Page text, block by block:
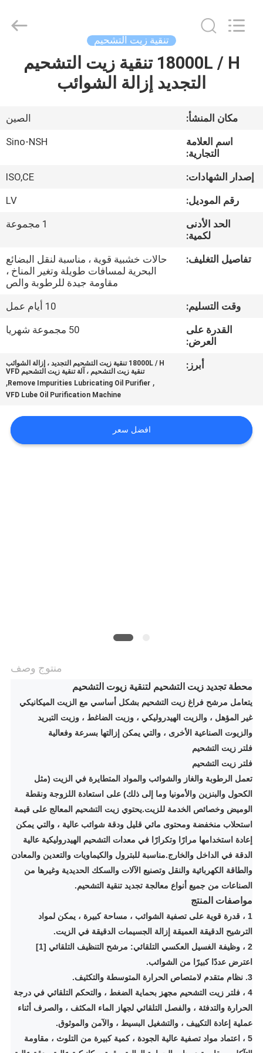
الصفحة
منتجات
معلومات
عنا
جولة
المعمل
الجودة
اطلب
Manufacture
تنقية زيت التشحيم
18000L / H تنقية زيت التشحيم
التجديد إزالة الشوائب
مكان المنشأ:
الصين
اسم العلامة
التجارية:
Sino-NSH
إصدار الشهادات:
ISO,CE
رقم الموديل:
LV
الحد الأدنى
لكمية:
1 مجموعة
تفاصيل التغليف:
حالات خشبية قوية ، مناسبة لنقل البضائع
البحرية لمسافات طويلة وتغير المناخ ،
مقاومة جيدة للرطوبة والص
وقت التسليم:
10 أيام عمل
القدرة على
العرض:
50 مجموعة شهريا
أبرز:
18000L / H تنقية زيت التشحيم التجديد ، إزالة الشوائب
تنقية زيت التشحيم ، آلة تنقية زيت التشحيم VFD
,
Remove Impurities Lubricating Oil Purifier
,
VFD Lube Oil Purification Machine
افضل سعر
منتوج وصف
محطة تجديد زيت التشحيم لتنقية زيوت التشحيم
يتعامل مرشح فراغ زيت التشحيم بشكل أساسي مع الزيت الميكانيكي
غير المؤهل ، والزيت الهيدروليكي ، وزيت الضاغط ، وزيت التبريد
والزيوت الصناعية الأخرى ، والتي يمكن إزالتها بسرعة وفعالية
فلتر زيت التشحيم
فلتر زيت التشحيم
تعمل الرطوبة والغاز والشوائب والمواد المتطايرة في الزيت (مثل
الكحول والبنزين والأمونيا وما إلى ذلك) على استعادة اللزوجة ونقطة
الوميض وخصائص الخدمة للزيت.يحتوي زيت التشحيم المعالج على قيمة
استحلاب منخفضة ومحتوى مائي قليل ودقة شوائب عالية ، والتي يمكن
إعادة استخدامها مرارًا وتكرارًا في معدات التشحيم الهيدروليكية عالية
الدقة في الداخل والخارج.مناسبة للبترول والكيماويات والتعدين والمعادن
والطاقة الكهربائية والنقل وتصنيع الآلات والسكك الحديدية وغيرها من
الصناعات من جميع أنواع معالجة تجديد تنقية التشحيم.
مواصفات المنتج
1 ، قدرة قوية على تصفية الشوائب ، مساحة كبيرة ، يمكن لمواد
الترشيح الدقيقة العميقة إزالة الجسيمات الدقيقة في الزيت.
2 ، وظيفة الغسيل العكسي التلقائي: مرشح التنظيف التلقائي [1]
اعترض عددًا كبيرًا من الشوائب.
3. نظام متقدم لامتصاص الحرارة المتوسطة والتكثيف.
4 ، فلتر زيت التشحيم مجهز بحماية الضغط ، والتحكم التلقائي في درجة
الحرارة والتدفئة ، والفصل التلقائي لجهاز الماء المكثف ، والصرف أثناء
عملية إعادة التكييف ، والتشغيل البسيط ، والآمن والموثوق.
5 ، اعتماد مواد تصفية عالية الجودة ، كمية كبيرة من التلوث ، مقاومة